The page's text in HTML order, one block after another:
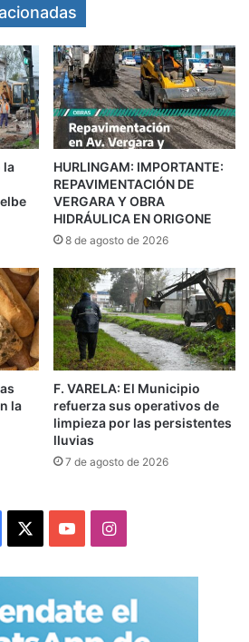
pakistaníes
beneficios y
para invertir en su
propuestas y
en el predio.
con su país, el embajador de
de Pakistán en Argentina -
de prosperidad en un
constante en el ámbito
reflejaron el
vínculos dentro del
la
HURLINGAM: IMPORTANTE:
REPAVIMENTACIÓN DE
VERGARA Y OBRA
HIDRÁULICA EN ORIGONE
8 de agosto de 2026
la
F. VARELA: El Municipio
refuerza sus operativos de
limpieza por las persistentes
lluvias
7 de agosto de 2026
YouTubeInstagram